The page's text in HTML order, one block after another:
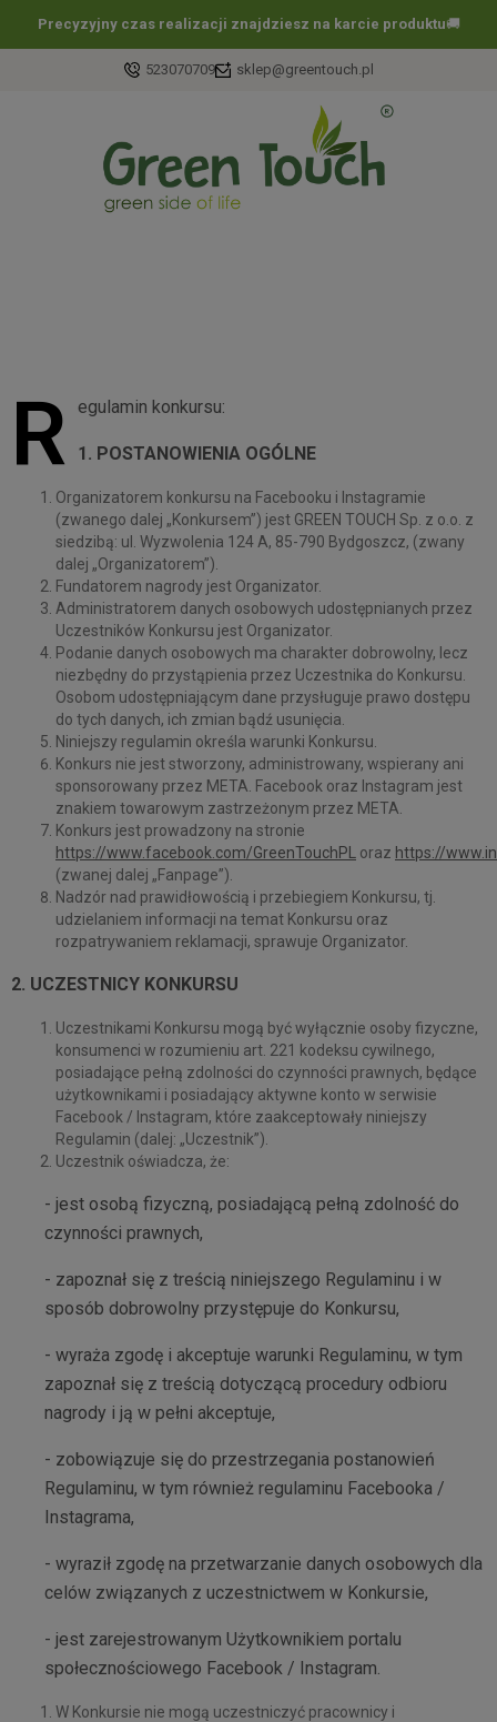
Darmowa dostawa jużod 60 zł !🚚
523070709 sklep@greentouch.pl
R egulamin konkursu:
1. POSTANOWIENIA OGÓLNE
Organizatorem konkursu na Facebooku i Instagramie
(zwanego dalej „Konkursem”) jest GREEN TOUCH Sp. z o.o. z
siedzibą: ul. Wyzwolenia 124 A, 85-790 Bydgoszcz, (zwany
dalej „Organizatorem”).
Fundatorem nagrody jest Organizator.
Administratorem danych osobowych udostępnianych przez
Uczestników Konkursu jest Organizator.
Podanie danych osobowych ma charakter dobrowolny, lecz
niezbędny do przystąpienia przez Uczestnika do Konkursu.
Osobom udostępniającym dane przysługuje prawo dostępu
do tych danych, ich zmian bądź usunięcia.
Niniejszy regulamin określa warunki Konkursu.
Konkurs nie jest stworzony, administrowany, wspierany ani
sponsorowany przez META. Facebook oraz Instagram jest
znakiem towarowym zastrzeżonym przez META.
Konkurs jest prowadzony na stronie
https://www.facebook.com/GreenTouchPL
oraz https://
(zwanej dalej „Fanpage”).
Nadzór nad prawidłowością i przebiegiem Konkursu, tj.
udzielaniem informacji na temat Konkursu oraz
rozpatrywaniem reklamacji, sprawuje Organizator.
2. UCZESTNICY KONKURSU
Uczestnikami Konkursu mogą być wyłącznie osoby fizyczne,
konsumenci w rozumieniu art. 221 kodeksu cywilnego,
posiadające pełną zdolności do czynności prawnych, będące
użytkownikami i posiadający aktywne konto w serwisie
Facebook / Instagram, które zaakceptowały niniejszy
Regulamin (dalej: „Uczestnik”).
Uczestnik oświadcza, że:
- jest osobą fizyczną, posiadającą pełną zdolność do
czynności prawnych,
- zapoznał się z treścią niniejszego Regulaminu i w
sposób dobrowolny przystępuje do Konkursu,
- wyraża zgodę i akceptuje warunki Regulaminu, w tym
zapoznał się z treścią dotyczącą procedury odbioru
nagrody i ją w pełni akceptuje,
- zobowiązuje się do przestrzegania postanowień
Regulaminu, w tym również regulaminu Facebooka /
Instagrama,
- wyraził zgodę na przetwarzanie danych osobowych dla
celów związanych z uczestnictwem w Konkursie,
- jest zarejestrowanym Użytkownikiem portalu
społecznościowego Facebook / Instagram.
W Konkursie nie mogą uczestniczyć pracownicy i